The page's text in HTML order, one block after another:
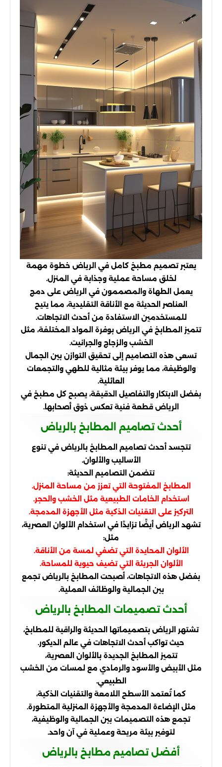
يعتبر تصميم مطبخ كامل في الرياض خطوة مهمة
لخلق مساحة عملية وجذابة في المنزل.
يعمل الطهاة والمصممون في الرياض على دمج
العناصر الحديثة مع الأناقة التقليدية، مما يتيح
للمستخدمين الاستفادة من أحدث الاتجاهات.
تتميز المطابخ في الرياض بوفرة المواد المختلفة، مثل
الخشب والزجاج والجرانيت.
تسعى هذه التصاميم إلى تحقيق التوازن بين الجمال
والوظيفة، مما يوفر بيئة مثالية للطهي والتجمعات
العائلية.
بفضل الابتكار والتفاصيل الدقيقة، يصبح كل مطبخ في
الرياض قطعة فنية تعكس ذوق أصحابها.
أحدث تصاميم المطابخ بالرياض
تتجسد أحدث تصاميم المطابخ بالرياض في تنوع
الأساليب والألوان.
تتضمن التصاميم الحديثة:
المطابخ المفتوحة التي تعزز من مساحة المنزل.
استخدام الخامات الطبيعية مثل الخشب والحجر.
التركيز على التقنيات الذكية مثل الأجهزة المدمجة.
تشهد الرياض أيضًا تزايدًا في استخدام الألوان العصرية،
مثل:
الألوان المحايدة التي تضفي لمسة من الأناقة.
الألوان الجريئة التي تضيف حيوية للمساحة.
بفضل هذه الاتجاهات، أصبحت المطابخ بالرياض تجمع
بين الجمالية والوظائف العملية.
أحدث تصميمات المطابخ بالرياض
تشتهر الرياض بتصميماتها الحديثة والراقية للمطابخ،
حيث تواكب أحدث الاتجاهات في عالم الديكور.
تتميز المطابخ الجديدة بالألوان العصرية،
مثل الأبيض والأسود والرمادي مع لمسات من الخشب
الطبيعي.
كما تُعتمد الأسطح اللامعة والتقنيات الذكية،
مثل الإضاءة المدمجة والأجهزة المنزلية المتطورة.
تجمع هذه التصميمات بين الجمالية والوظيفية،
لتوفير بيئة مريحة وعملية في آن واحد.
أفضل تصاميم مطابخ بالرياض